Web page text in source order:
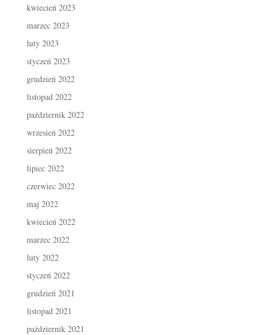
kwiecień 2023
marzec 2023
luty 2023
styczeń 2023
grudzień 2022
listopad 2022
październik 2022
wrzesień 2022
sierpień 2022
lipiec 2022
czerwiec 2022
maj 2022
kwiecień 2022
marzec 2022
luty 2022
styczeń 2022
grudzień 2021
listopad 2021
październik 2021